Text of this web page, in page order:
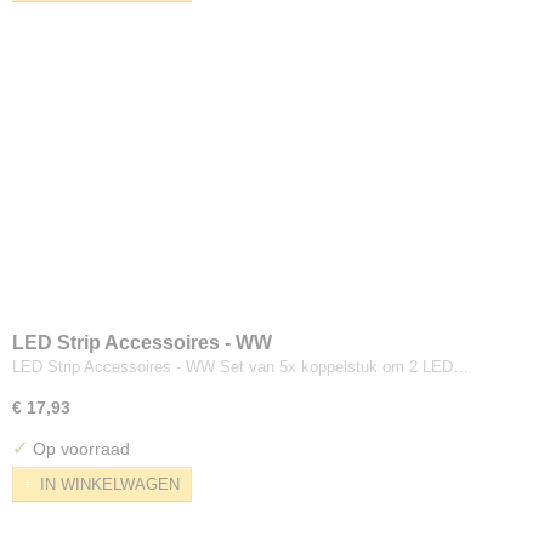
LED Strip Accessoires - WW
LED Strip Accessoires - WW Set van 5x koppelstuk om 2 LED…
€ 17,93
✓ Op voorraad
IN WINKELWAGEN